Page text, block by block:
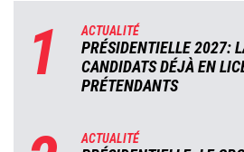
1 ACTUALITÉ
PRÉSIDENTIELLE 2027:
CANDIDATS DÉJÀ EN
PRÉTENDANTS
ACTUALITÉ